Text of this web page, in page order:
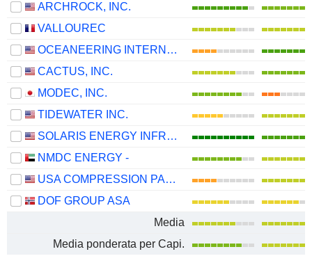
ARCHROCK, INC.
VALLOUREC
OCEANEERING INTERNATIONAL, INC.
CACTUS, INC.
MODEC, INC.
TIDEWATER INC.
SOLARIS ENERGY INFRASTRUCTURE, INC.
NMDC ENERGY -
USA COMPRESSION PARTNERS, LP
DOF GROUP ASA
Media
Media ponderata per Capi.